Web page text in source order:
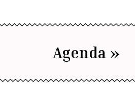
Agenda »